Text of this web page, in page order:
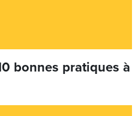
bonnes pratiques à